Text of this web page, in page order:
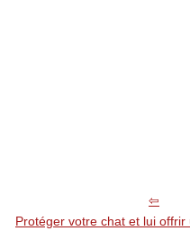
Protéger votre chat et lui